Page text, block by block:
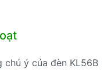
ý của đèn KL56B